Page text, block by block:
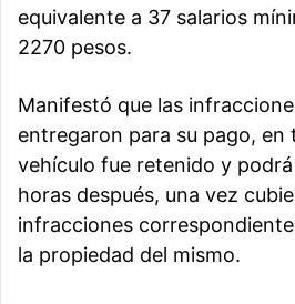
equivalente a 37 salarios
2270 pesos.
Manifestó que las
entregaron para su pago, en
vehículo fue retenido y
horas después, una vez
infracciones
la propiedad del mismo.